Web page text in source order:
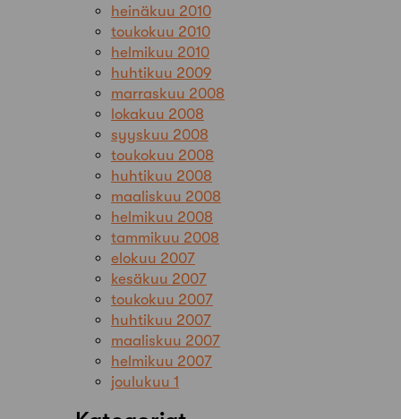
heinäkuu 2010
toukokuu 2010
helmikuu 2010
huhtikuu 2009
marraskuu 2008
lokakuu 2008
syyskuu 2008
toukokuu 2008
huhtikuu 2008
maaliskuu 2008
helmikuu 2008
tammikuu 2008
elokuu 2007
kesäkuu 2007
toukokuu 2007
huhtikuu 2007
maaliskuu 2007
helmikuu 2007
joulukuu 1